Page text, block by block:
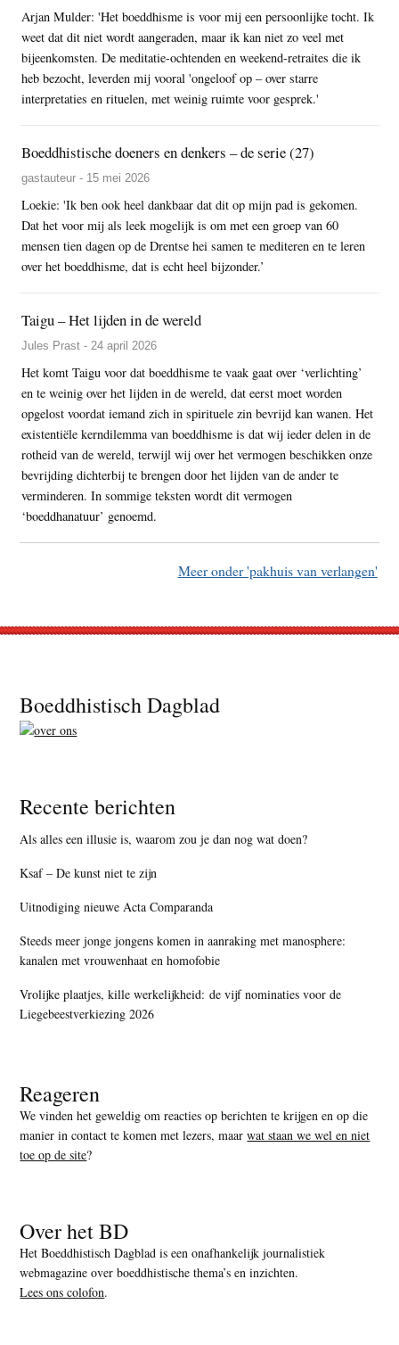
Arjan Mulder: 'Het boeddhisme is voor mij een persoonlijke tocht. Ik
weet dat dit niet wordt aangeraden, maar ik kan niet zo veel met
bijeenkomsten. De meditatie-ochtenden en weekend-retraites die ik
heb bezocht, leverden mij vooral 'ongeloof op – over starre
interpretaties en rituelen, met weinig ruimte voor gesprek.'
Boeddhistische doeners en denkers – de serie (27)
gastauteur - 15 mei 2026
Loekie: 'Ik ben ook heel dankbaar dat dit op mijn pad is gekomen.
Dat het voor mij als leek mogelijk is om met een groep van 60
mensen tien dagen op de Drentse hei samen te mediteren en te leren
over het boeddhisme, dat is echt heel bijzonder.’
Taigu – Het lijden in de wereld
Jules Prast - 24 april 2026
Het komt Taigu voor dat boeddhisme te vaak gaat over ‘verlichting’
en te weinig over het lijden in de wereld, dat eerst moet worden
opgelost voordat iemand zich in spirituele zin bevrijd kan wanen. Het
existentiële kerndilemma van boeddhisme is dat wij ieder delen in de
rotheid van de wereld, terwijl wij over het vermogen beschikken onze
bevrijding dichterbij te brengen door het lijden van de ander te
verminderen. In sommige teksten wordt dit vermogen
‘boeddhanatuur’ genoemd.
Meer onder 'pakhuis van verlangen'
Footer
Boeddhistisch Dagblad
Recente berichten
Als alles een illusie is, waarom zou je dan nog wat doen?
Ksaf – De kunst niet te zijn
Uitnodiging nieuwe Acta Comparanda
Steeds meer jonge jongens komen in aanraking met manosphere:
kanalen met vrouwenhaat en homofobie
Vrolijke plaatjes, kille werkelijkheid: de vijf nominaties voor de
Liegebeestverkiezing 2026
Reageren
We vinden het geweldig om reacties op berichten te krijgen en op die
manier in contact te komen met lezers, maarwat staan we wel en niet
toe op de site?
Over het BD
Het Boeddhistisch Dagblad is een onafhankelijk journalistiek
webmagazine over boeddhistische thema’s en inzichten.
Lees ons colofon.